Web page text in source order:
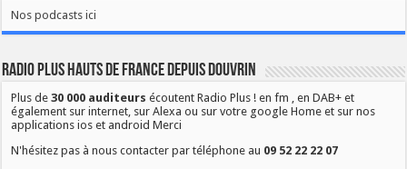
Nos podcasts ici
Radio Plus Hauts de France depuis Douvrin
Plus de30 000 auditeurs écoutent Radio Plus ! en fm , en DAB+ et
également sur internet, sur Alexa ou sur votre google Home et sur nos
applications ios et android Merci
N'hésitez pas à nous contacter par téléphone au 09 52 22 22 07